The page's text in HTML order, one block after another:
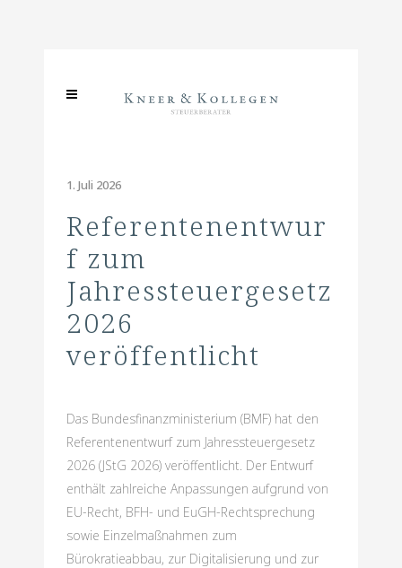
1. Juli 2026
Referentenentwur
f zum
Jahressteuergesetz
2026
veröffentlicht
Das Bundesfinanzministerium (BMF) hat den
Referentenentwurf zum Jahressteuergesetz
2026 (JStG 2026) veröffentlicht. Der Entwurf
enthält zahlreiche Anpassungen aufgrund von
EU-Recht, BFH- und EuGH-Rechtsprechung
sowie Einzelmaßnahmen zum
Bürokratieabbau, zur Digitalisierung und zur